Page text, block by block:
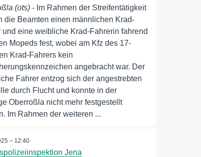
(ots) - Im Rahmen der Streifentätigkeit
die Beamten einen männlichen Krad-
und eine weibliche Krad-Fahrerin fahrend
Mopeds fest, wobei am Kfz des 17-
Krad-Fahrers kein
angebracht war. Der
Fahrer entzog sich der angestrebten
durch Flucht und konnte in der
Oberroßla nicht mehr festgestellt
Im Rahmen der weiteren ...
– 12:40
Jena